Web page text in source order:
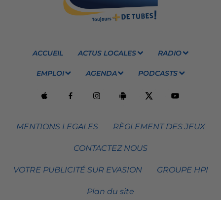
ACCUEIL ACTUS LOCALES RADIO
EMPLOI AGENDA PODCASTS
MENTIONS LEGALES RÈGLEMENT DES JEUX
CONTACTEZ NOUS
VOTRE PUBLICITÉ SUR EVASION GROUPE HPI
Plan du site